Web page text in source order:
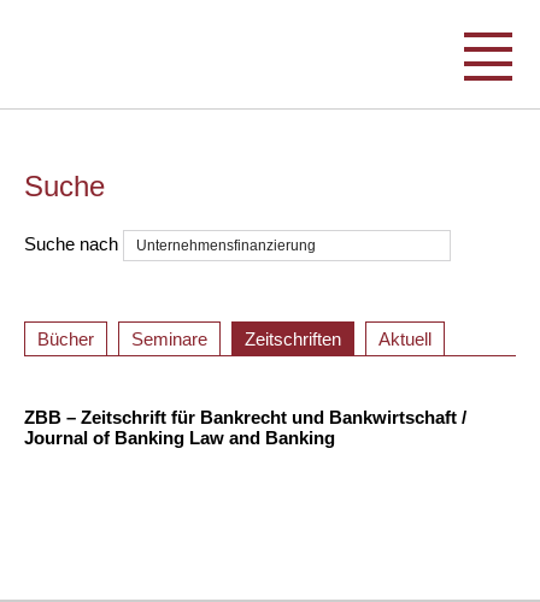
Suche
Suche nach
Bücher Seminare Zeitschriften Aktuell
ZBB – Zeitschrift für Bankrecht und Bankwirtschaft /
Journal of Banking Law and Banking